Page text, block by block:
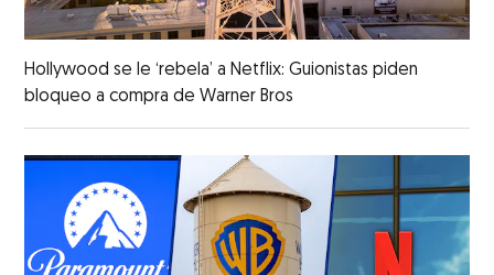
Hollywood se le ‘rebela’ a Netflix: Guionistas piden
bloqueo a compra de Warner Bros